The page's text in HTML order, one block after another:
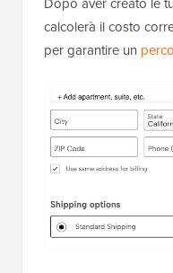
calcolerà il costo
per garantire un